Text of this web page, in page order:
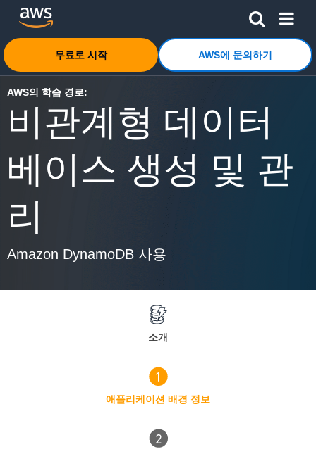
메인 콘텐츠로 건너뛰기Amazon Web Services 홈 페이지로 돌아가려면 여기를 클
무료로 시작 AWS에 문의하기
AWS의 학습 경로:
비관계형 데이터
베이스 생성 및 관
리
Amazon DynamoDB 사용
소개
애플리케이션 배경 정보